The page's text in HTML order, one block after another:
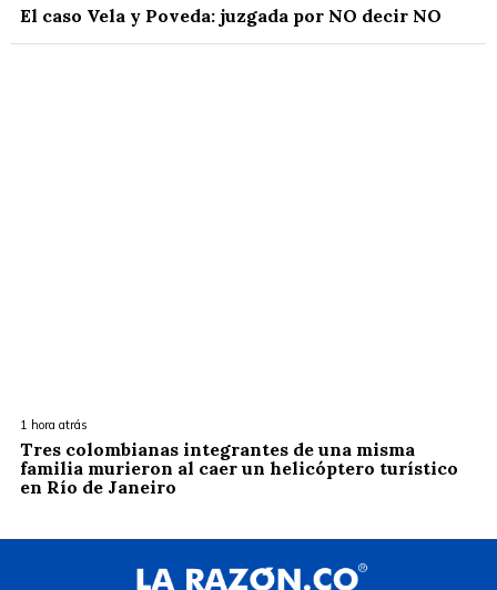
El caso Vela y Poveda: juzgada por NO decir NO
1 hora atrás
Tres colombianas integrantes de una misma
familia murieron al caer un helicóptero turístico
en Río de Janeiro